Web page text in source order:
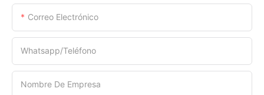
Correo Electrónico
Whatsapp/Teléfono
Nombre De Empresa